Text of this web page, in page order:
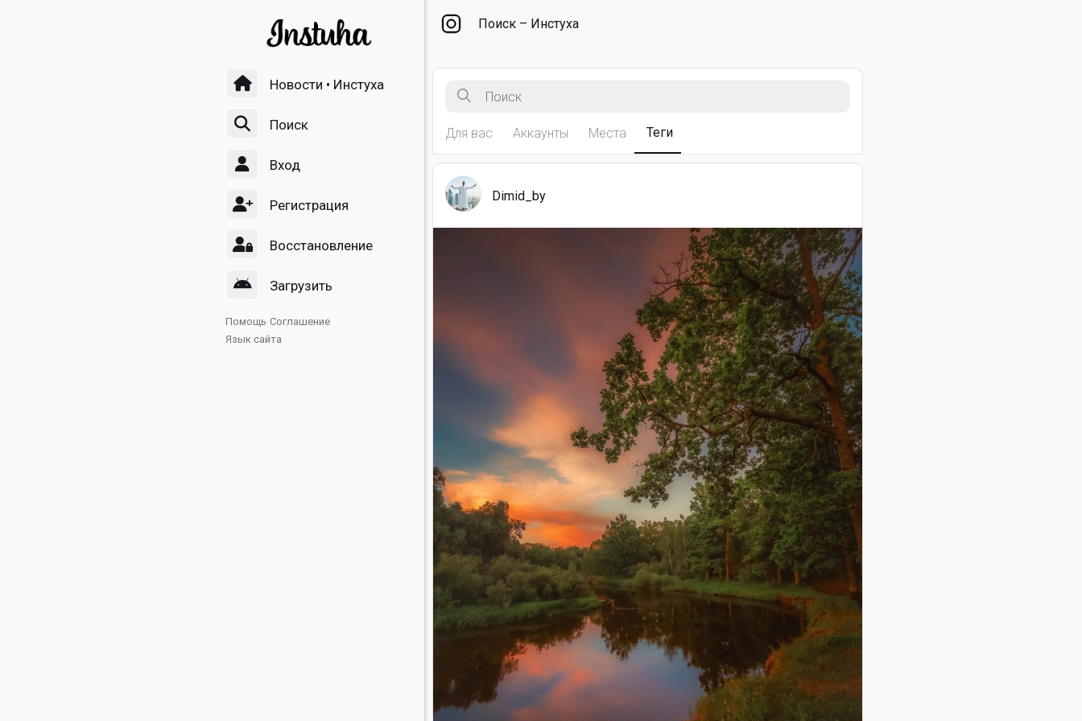
Поиск – Инстуха
Новости • Инстуха
Поиск
Вход
Регистрация
Восстановление
Загрузить
Помощь Соглашение
Язык сайта
Для вас Аккаунты Места Теги
Dimid_by